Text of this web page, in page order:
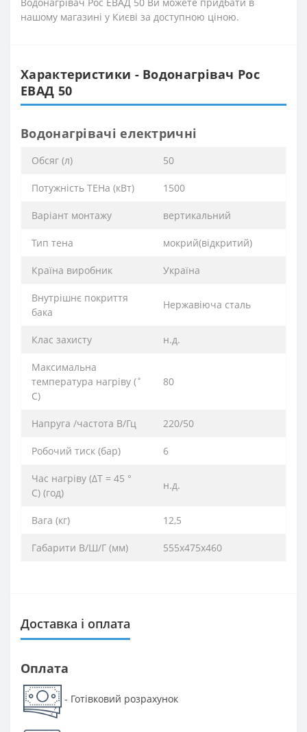
нашому магазині у Києві за доступною ціною.
Характеристики - Водонагрівач Рос
ЕВАД 50
Водонагрівачі електричні
Обсяг (л) 50
Потужність ТЕНа (кВт) 1500
Варіант монтажу вертикальний
Тип тена мокрий(відкритий)
Країна виробник Україна
Внутрішнє покриття
бака
Нержавіюча сталь
Клас захисту н.д.
Максимальна
температура нагріву (˚
С)
80
Напруга /частота В/Гц 220/50
Робочий тиск (бар) 6
Час нагріву (ΔТ = 45 °
С) (год)
н.д.
Вага (кг) 12,5
Габарити В/Ш/Г (мм) 555х475х460
Доставка і оплата
Оплата
- Готівковий розрахунок